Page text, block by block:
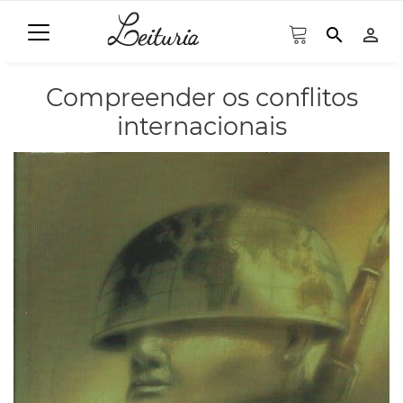
search person_outline
Compreender os conflitos
internacionais